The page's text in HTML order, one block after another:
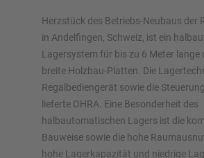
Herzstück des Betriebs-Neubaus der
in Andelfingen, Schweiz, ist ein
Lagersystem für bis zu 6 Meter lange
breite Holzbau-Platten. Die
Regalbediengerät sowie die
lieferte OHRA. Eine Besonderheit des
halbautomatischen Lagers ist die
Bauweise sowie die hohe
hohe Lagerkapazität und niedrige
Lagersysteme im Überblick
Palettenregale
Verschieberegale
Automatische Lagersysteme